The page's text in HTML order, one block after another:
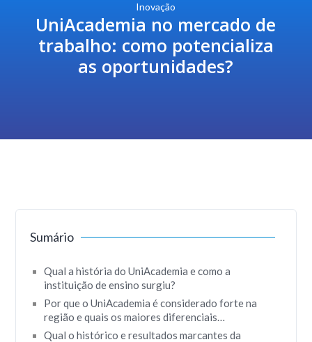
Inovação
UniAcademia no mercado de
trabalho: como potencializa
as oportunidades?
Sumário
Qual a história do UniAcademia e como a
instituição de ensino surgiu?
Por que o UniAcademia é considerado forte na
região e quais os maiores diferenciais
apresentados por ele que justificam essa força?
Qual o histórico e resultados marcantes da